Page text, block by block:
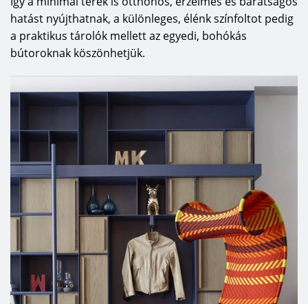
hatást nyújthatnak, a különleges, élénk színfoltot pedig
a praktikus tárolók mellett az egyedi, bohókás
bútoroknak köszönhetjük.